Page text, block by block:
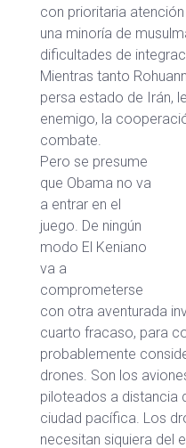
con prioritaria
una minoría de
dificultades de
Mientras tanto
persa estado de Irán,
enemigo, la
combate.
Pero se presume
que Obama no va
a entrar en el
juego. De ningún
modo El Keniano
va a
comprometerse
con otra aventurada
cuarto fracaso, para
probablemente
drones. Son los
piloteados a distancia
ciudad pacífica. Los
necesitan siquiera del